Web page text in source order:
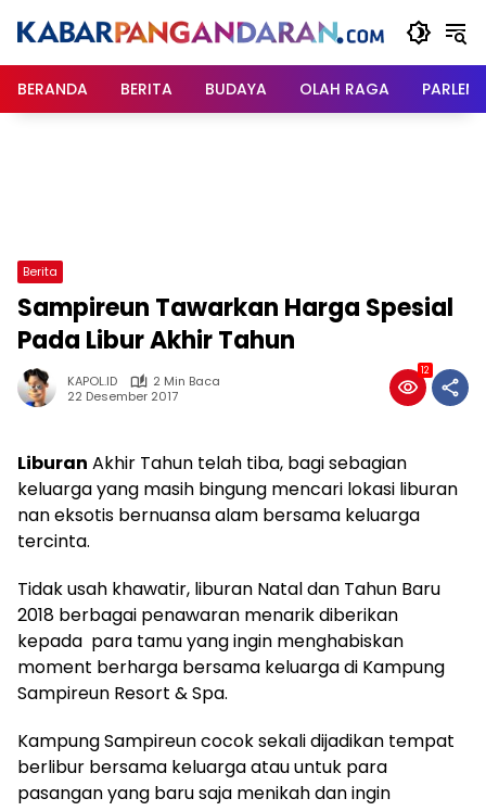
BERANDA
BERITA BUDAYA OLAH RAGA
Berita
Sampireun Tawarkan Harga Spesial
Pada Libur Akhir Tahun
KAPOL.ID
2 Min Baca
22 Desember 2017
12
Liburan Akhir Tahun telah tiba, bagi sebagian
keluarga yang masih bingung mencari lokasi liburan
nan eksotis bernuansa alam bersama keluarga
tercinta.
Tidak usah khawatir, liburan Natal dan Tahun Baru
2018 berbagai penawaran menarik diberikan
kepada para tamu yang ingin menghabiskan
moment berharga bersama keluarga di Kampung
Sampireun Resort & Spa.
Kampung Sampireun cocok sekali dijadikan tempat
berlibur bersama keluarga atau untuk para
pasangan yang baru saja menikah dan ingin